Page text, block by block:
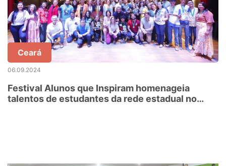
Ceará
06.09.2024
Festival Alunos que Inspiram homenageia
talentos de estudantes da rede estadual no